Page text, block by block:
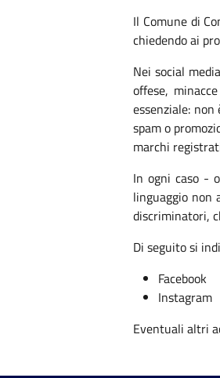
Il Comune di
chiedendo ai
Nei social
offese,
essenziale:
spam o
marchi
In ogni caso -
linguaggio non
discriminatori,
Di seguito si
Facebook
Instagram
Eventuali altri